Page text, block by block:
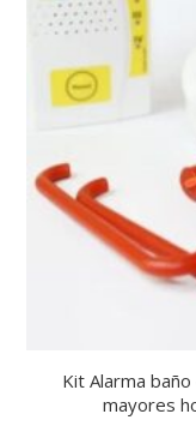
Kit Alarma
mayores